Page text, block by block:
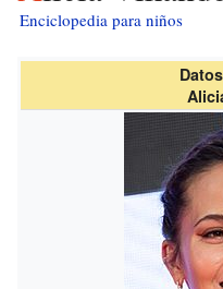
Enciclopedia para niños